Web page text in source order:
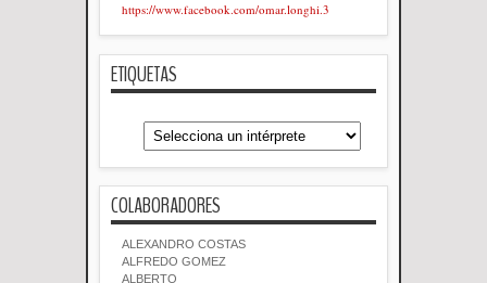
https://www.facebook.com/omar.longhi.3
ETIQUETAS
COLABORADORES
ALEXANDRO COSTAS
ALFREDO GOMEZ
ALBERTO